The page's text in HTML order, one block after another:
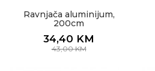
Ravnjača aluminijum,
200cm
34,40 KM
43,00KM